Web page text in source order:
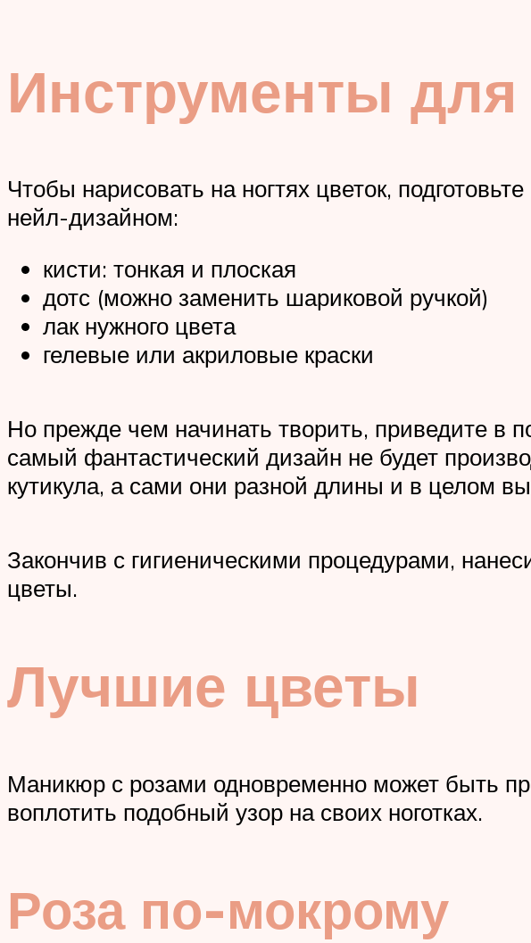
Инструменты для
Чтобы нарисовать на ногтях цветок,
нейл-дизайном:
кисти: тонкая и плоская
дотс (можно заменить шариковой ручкой)
лак нужного цвета
гелевые или акриловые краски
Но прежде чем начинать творить, приведите в
самый фантастический дизайн не будет
кутикула, а сами они разной длины и в целом
Закончив с гигиеническими процедурами,
цветы.
Лучшие цветы
Маникюр с розами одновременно может быть
воплотить подобный узор на своих ноготках.
Роза по-мокрому